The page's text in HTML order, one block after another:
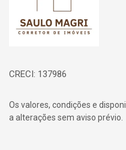
CRECI: 137986
Os valores, condições e
a alterações sem aviso prévio.